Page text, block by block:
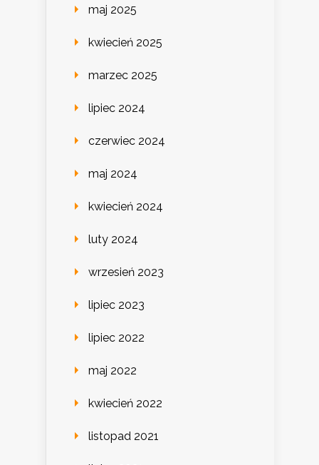
maj 2025
kwiecień 2025
marzec 2025
lipiec 2024
czerwiec 2024
maj 2024
kwiecień 2024
luty 2024
wrzesień 2023
lipiec 2023
lipiec 2022
maj 2022
kwiecień 2022
listopad 2021